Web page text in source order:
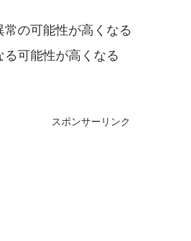
の可能性が高くなる
可能性が高くなる
スポンサーリンク